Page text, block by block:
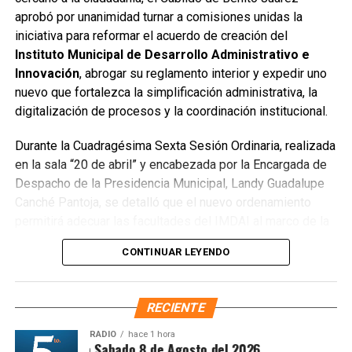
público utilizado como basurero clandestino, del cual se
han retirado aproximadamente 150 toneladas de
escombros, cacharros y desechos vegetales. Se estima
que el saneamiento concluirá en dos días.
Finalmente, las Unidades Verdes de SIRESOL Cancún
convertirse en punto de disposición ilegal de basura. El
Ayuntamiento exhortó a la ciudadanía a reportar estas
prácticas y sumarse al esfuerzo colectivo para mantener
un Cancún limpio y con prosperidad compartida.
Fuente: 5to Poder Agencia de Noticias
aprobó por unanimidad turnar a comisiones unidas la
iniciativa para reformar el acuerdo de creación del
Instituto Municipal de Desarrollo Administrativo e
Innovación, abrogar su reglamento interior y expedir uno
nuevo que fortalezca la simplificación administrativa, la
digitalización de procesos y la coordinación institucional.
Durante la Cuadragésima Sexta Sesión Ordinaria, realizada
en la sala “20 de abril” y encabezada por la Encargada de
Despacho de la Presidencia Municipal, Landy Guadalupe
Canché Pantoja, se detalló que el nuevo ordenamiento
Ley Nacional para Eliminar Trámites Burocráticos
mediante la instauración de la Autoridad Municipal de
Simplificación y Digitalización. Con ello, se busca agilizar
trámites, reducir cargas administrativas y mejorar la
CONTINUAR LEYENDO
RECIENTE
RADIO hace 1 hora